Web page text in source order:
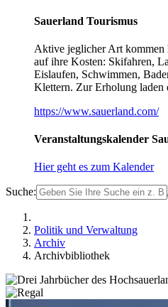
Sauerland Tourismus
Aktive jeglicher Art
auf ihre Kosten: Skifahren,
Eislaufen, Schwimmen,
Klettern. Zur Erholung laden
https://www.sauerland.com/
Veranstaltungskalender
Hier geht es zum Kalender
Suche:
Politik und Verwaltung
Archiv
Archivbibliothek